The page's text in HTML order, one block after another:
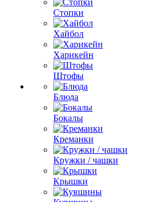
Стопки
Хайбол
Харикейн
Штофы
Блюда
Бокалы
Креманки
Кружки / чашки
Крышки